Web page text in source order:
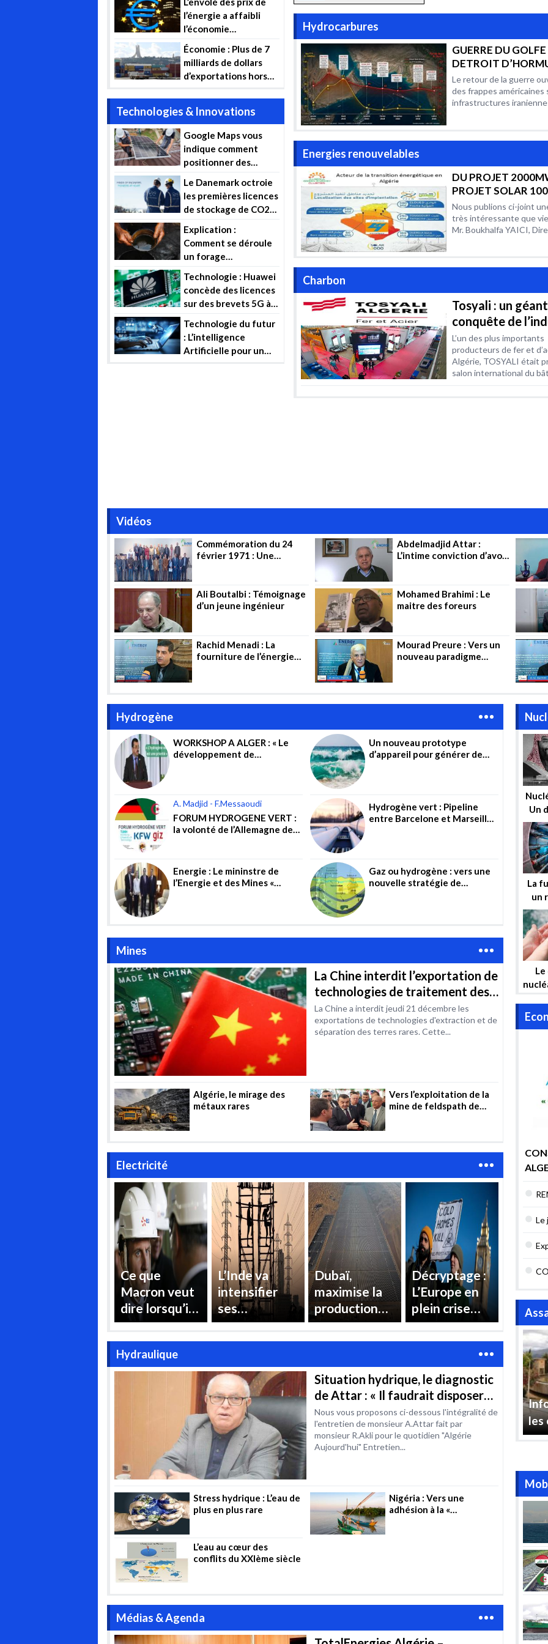
Hydrocarbures
GUERRE DU
DETROIT
POURQUOI LE
PETROLIER
AUSSI VOLATILE
Le retour de la guerre
des frappes américaines
infrastructures
Energies renouvelables
DU PROJET
PROJET SOLAR
ANALYSE
COMPLEMENTAIRE
Nous publions ci-joint
très intéressante que
Mr. Boukhalfa YAICI,
Charbon
Tosyali : un
conquête de
métallurgique
Algérienne
L’un des plus importants
producteurs de fer et
Algérie, TOSYALI était
salon international du
2022
l’énergie a affaibli
l’économie
européenne
Économie : Plus de 7
milliards de dollars
d’exportations hors
Technologies & Innovations
Google Maps vous
indique comment
positionner des
votre toit
Le Danemark octroie
les premières licences
de stockage de CO2
Explication :
Comment se déroule
un forage
Technologie : Huawei
concède des licences
sur des brevets 5G à
Technologie du futur
: L’intelligence
Artificielle pour un
Vidéos
Commémoration du 24
février 1971 : Une
Abdelmadjid Attar :
L’intime conviction d’avoir
Ali Boutalbi : Témoignage
d’un jeune ingénieur
Mohamed Brahimi : Le
maitre des foreurs
Rachid Menadi : La
fourniture de l’énergie
Mourad Preure : Vers un
nouveau paradigme
Hydrogène
WORKSHOP A ALGER : « Le
développement de
Un nouveau prototype
d’appareil pour générer de
A. Madjid - F.Messaoudi
FORUM HYDROGENE VERT :
la volonté de l’Allemagne de
Hydrogène vert : Pipeline
entre Barcelone et Marseille,
Energie : Le mininstre de
l’Energie et des Mines «
Gaz ou hydrogène : vers une
nouvelle stratégie de
Mines
La Chine interdit l’exportation de
technologies de traitement des
terres rares
La Chine a interdit jeudi 21 décembre les
exportations de technologies d'extraction et de
séparation des terres rares. Cette...
Algérie, le mirage des
métaux rares
Vers l’exploitation de la
mine de feldspath de
Electricité
Ce que
Macron veut
dire lorsqu’il
affirme
vouloir
« reprendre le
contrôle »
L’Inde va
intensifier
ses
importations
de gaz pour
demande
d’électricité
estivale
Dubaï,
maximise la
production
d’électricité
Décryptage :
L’Europe en
plein crise
énergétique
Hydraulique
Situation hydrique, le diagnostic
de Attar : « Il faudrait disposer
de 15 à 18 milliards de m3 / an
d’ici à 2030 »
Nous vous proposons ci-dessous l'intégralité de
l'entretien de monsieur A.Attar fait par
monsieur R.Akli pour le quotidien "Algérie
Aujourd'hui" Entretien...
Stress hydrique : L’eau de
plus en plus rare
Nigéria : Vers une
adhésion à la «
L’eau au cœur des
conflits du XXIème siècle
Médias & Agenda
Un
La
un
mais
Le
les